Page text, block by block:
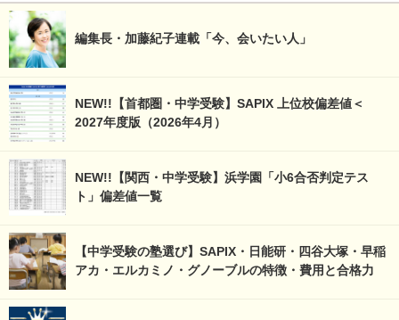
編集長・加藤紀子連載「今、会いたい人」
NEW!!【首都圏・中学受験】SAPIX 上位校偏差値＜
2027年度版（2026年4月）
NEW!!【関西・中学受験】浜学園「小6合否判定テス
ト」偏差値一覧
【中学受験の塾選び】SAPIX・日能研・四谷大塚・早稲
アカ・エルカミノ・グノーブルの特徴・費用と合格力